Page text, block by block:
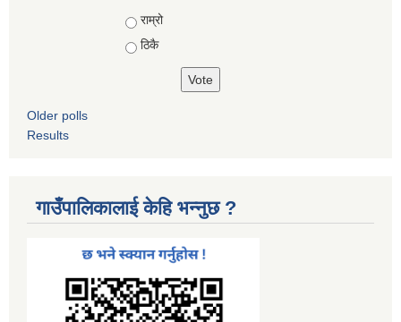
Choices
राम्रो
ठिकै
Older polls
Results
गाउँपालिकालाई केहि भन्नुछ ?